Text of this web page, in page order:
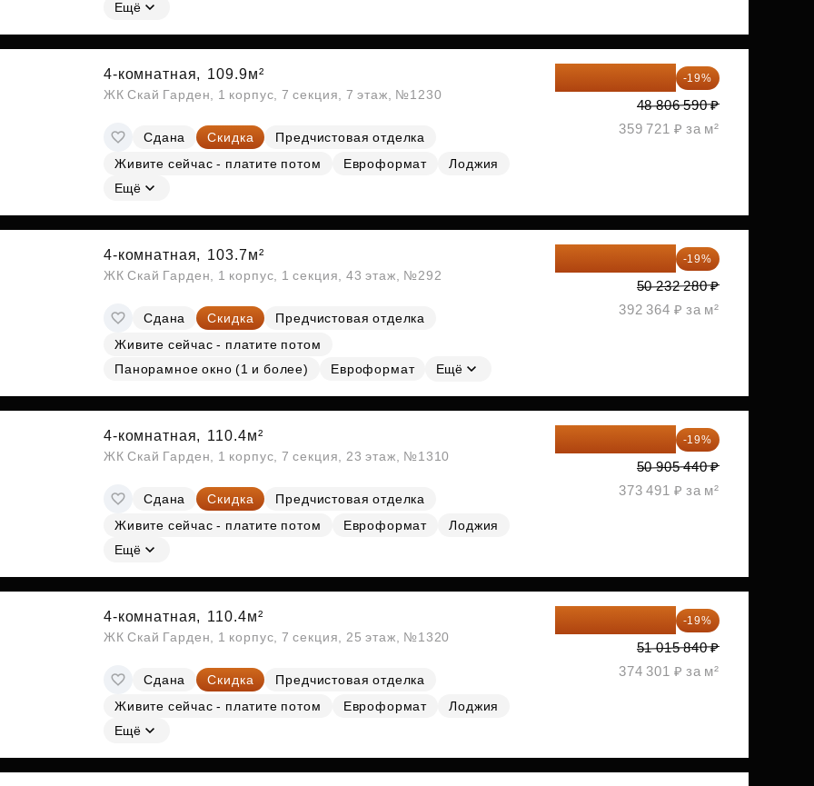
Субсидии
Ещё
4-комнатная, 109.9м²
ЖК Скай Гарден, 1 корпус, 7 секция, 7 этаж, №1230
Сдана Скидка
Предчистовая отделка
Живите сейчас - платите потом
Евроформат
Лоджия
Ещё
-19%
48 806 590 ₽
359 721 ₽ за м²
4-комнатная, 103.7м²
ЖК Скай Гарден, 1 корпус, 1 секция, 43 этаж, №292
Сдана Скидка
Предчистовая отделка
Живите сейчас - платите потом
Панорамное окно (1 и более)
Евроформат Ещё
-19%
50 232 280 ₽
392 364 ₽ за м²
4-комнатная, 110.4м²
ЖК Скай Гарден, 1 корпус, 7 секция, 23 этаж, №1310
Сдана Скидка
Предчистовая отделка
Живите сейчас - платите потом
Евроформат
Лоджия
Ещё
-19%
50 905 440 ₽
373 491 ₽ за м²
4-комнатная, 110.4м²
ЖК Скай Гарден, 1 корпус, 7 секция, 25 этаж, №1320
Сдана Скидка
Предчистовая отделка
Живите сейчас - платите потом
Евроформат
Лоджия
Ещё
-19%
51 015 840 ₽
374 301 ₽ за м²